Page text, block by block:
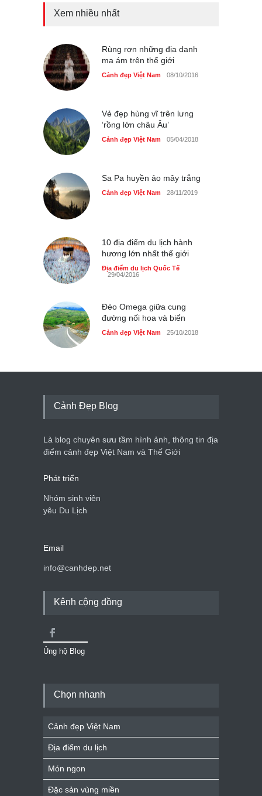
Cảnh đẹp Việt Nam 25/04/2020
Bán đảo Sơn Trà sẽ là khu
Xem nhiều nhất
Rùng rợn những địa danh
ma ám trên thế giới
Cảnh đẹp Việt Nam 08/10/2016
Vẻ đẹp hùng vĩ trên lưng
‘rồng lớn châu Âu’
Cảnh đẹp Việt Nam 05/04/2018
Sa Pa huyền ảo mây trắng
Cảnh đẹp Việt Nam 28/11/2019
10 địa điểm du lịch hành
hương lớn nhất thế giới
Địa điểm du lịch Quốc Tế
29/04/2016
Đèo Omega giữa cung
đường nối hoa và biển
Cảnh đẹp Việt Nam 25/10/2018
Cảnh Đẹp Blog
Là blog chuyên sưu tầm hình ảnh, thông tin địa
điểm cảnh đẹp Việt Nam và Thế Giới
Phát triển
Nhóm sinh viên
yêu Du Lịch
Email
info@canhdep.net
Kênh cộng đồng
Ủng hộ Blog
Chọn nhanh
Cảnh đẹp Việt Nam
Địa điểm du lịch
Món ngon
Đặc sản vùng miền